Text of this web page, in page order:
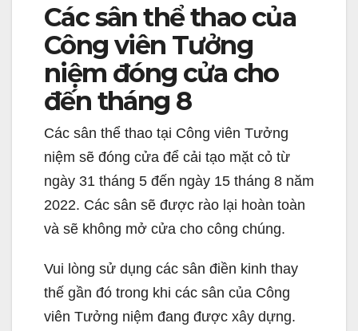
Các sân thể thao của
Công viên Tưởng
niệm đóng cửa cho
đến tháng 8
Các sân thể thao tại Công viên Tưởng
niệm sẽ đóng cửa để cải tạo mặt cỏ từ
ngày 31 tháng 5 đến ngày 15 tháng 8 năm
2022. Các sân sẽ được rào lại hoàn toàn
và sẽ không mở cửa cho công chúng.
Vui lòng sử dụng các sân điền kinh thay
thế gần đó trong khi các sân của Công
viên Tưởng niệm đang được xây dựng.